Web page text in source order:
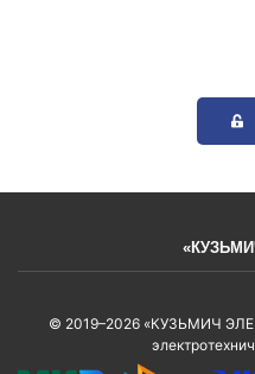
© 2019–2026 «КУЗЬМИЧ